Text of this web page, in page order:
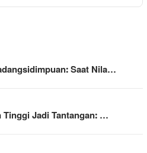
Saat Nila…
Jadi Tantangan: …